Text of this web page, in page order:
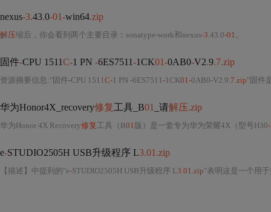
nexus-3.43.0-01-win64.zip
解压缩后，你会看到两个主要目录 ： sonatype-work和nexus-3.43.0-01。
固件-CPU 1511C-1 PN -6ES7511-1CK01-0AB0-V2.9.7.zip
资源摘要信息:"固件-CPU 1511C-1 PN -6ES7511-1CK01-0AB0-V2.9.7.zip"固件是嵌入在硬件设备中，
华为Honor4X_recovery修复工具_B01 _请解压.zip
华为Honor 4X Recovery修复工具（B01 版）是一套专为华为荣耀4X（型号H30-
e-STUDIO2505H USB升级程序 L3.01.zip
【描述】中提到的"e-STUDIO2505H USB升级程序 L3.01.zip"表明这是一个用